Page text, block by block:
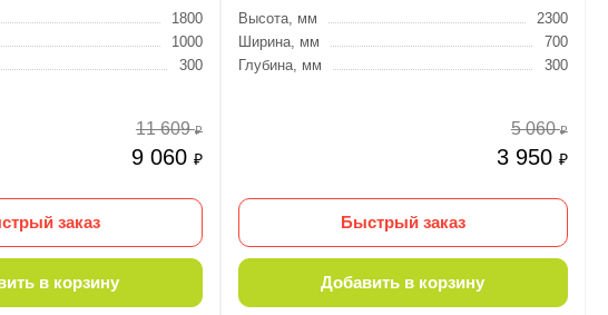
1800
1000
300
9 060 ₽
11 609₽
заказ
в корзину
Высота, мм
2300
Ширина, мм
700
Глубина, мм
300
3 950 ₽
5 060₽
Быстрый заказ
Добавить в корзину